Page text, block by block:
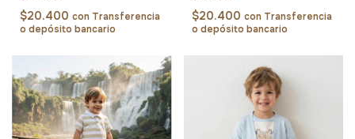
$20.400 con Transferencia
o depósito bancario
$20.400 con Transferencia
o depósito bancario